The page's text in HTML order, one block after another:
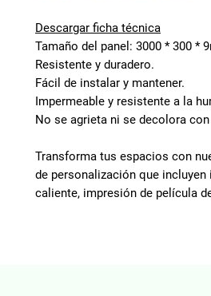
Descargar ficha técnica
Tamaño del panel: 3000 * 300 *
Resistente y duradero.
Fácil de instalar y mantener.
Impermeable y resistente a la
No se agrieta ni se decolora
Transforma tus espacios con
de personalización que
caliente, impresión de película